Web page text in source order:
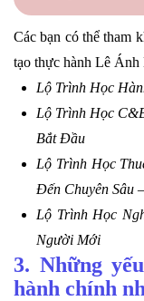
Các bạn có thể tham
tạo thực hành Lê Ánh
Lộ Trình Học
Lộ Trình Học
Bắt Đầu
Lộ Trình Học
Đến Chuyên Sâu
Lộ Trình Học
Người Mới
3. Những
hành chính